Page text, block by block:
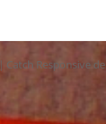
Catch Responsive de